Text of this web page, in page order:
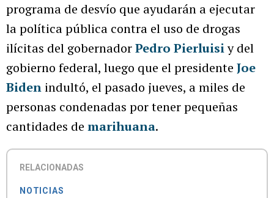
programa de desvío que ayudarán a ejecutar
la política pública contra el uso de drogas
ilícitas del gobernadorPedro Pierluisiy del
gobierno federal, luego que el presidente Joe
Biden indultó, el pasado jueves, a miles de
personas condenadas por tener pequeñas
cantidades de marihuana.
RELACIONADAS
NOTICIAS